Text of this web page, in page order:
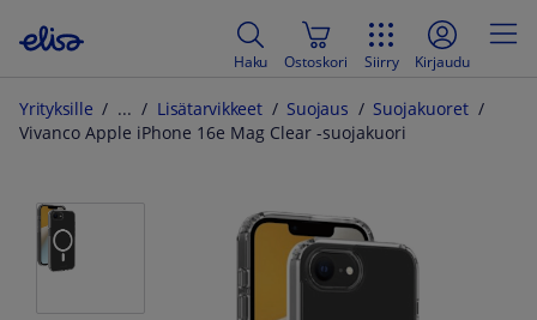
Haku Ostoskori Siirry Kirjaudu
Yrityksille Lisätarvikkeet Suojaus
Suojakuoret
Vivanco Apple iPhone 16e Mag Clear -suojakuori